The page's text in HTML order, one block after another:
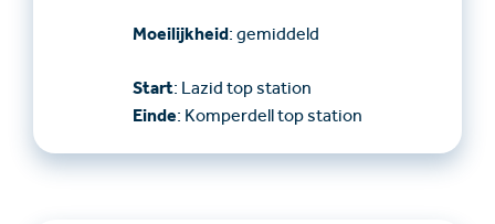
Moeilijkheid: gemiddeld
Start: Lazid top station
Einde: Komperdell top station